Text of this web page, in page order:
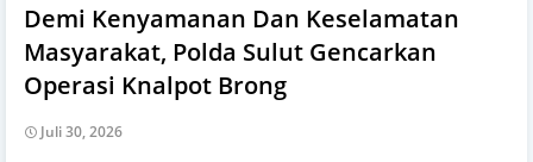
Demi Kenyamanan Dan Keselamatan
Masyarakat, Polda Sulut Gencarkan
Operasi Knalpot Brong
Juli 30, 2026